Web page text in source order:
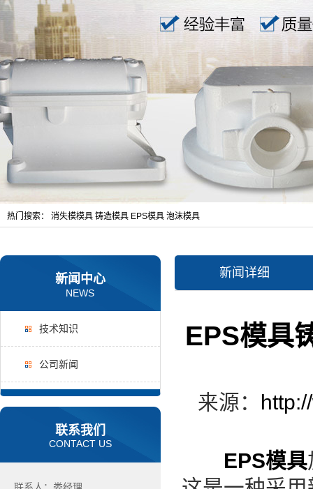
热门搜索： 消失模模具 铸造模具 EPS模具 泡沫模具
新闻中心
NEWS
技术知识
公司新闻
联系我们
CONTACT US
新闻详细
EPS模具
来源：
EPS模具